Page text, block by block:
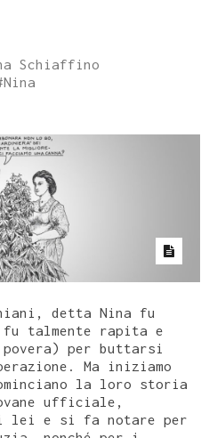
Schiaffino
Nina
detta Nina fu
fu talmente rapita e
per buttarsi
Ma iniziamo
la loro storia
ufficiale,
lei e si fa notare per